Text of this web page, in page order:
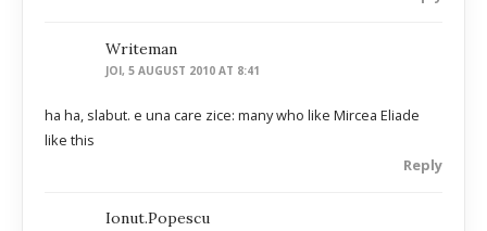
Writeman
JOI, 5 AUGUST 2010 AT 8:41
ha ha, slabut. e una care zice: many who like Mircea Eliade
like this
Reply
Ionut.popescu